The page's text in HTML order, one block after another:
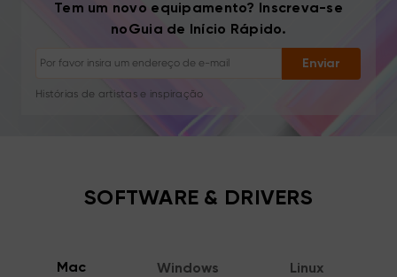
Tem um novo equipamento? Inscreva-se
noGuia de Início Rápido.
Enviar
Tutoriais de desenho
Dicas e resolução de problemas
Histórias de artistas e inspiração
1–2 e-mails/mês, nunca spam
Seu e-mail é usado apenas para o conteúdo solicitado
Cancelar inscrição: Um clique a qualquer momento
SOFTWARE & DRIVERS
Mac Windows Linux